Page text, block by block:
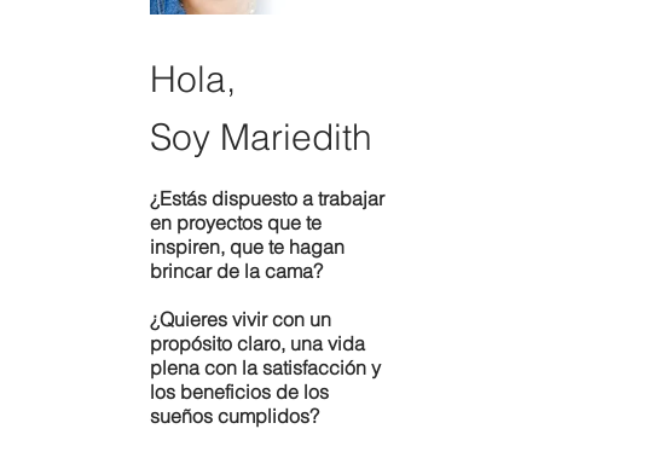
Hola,
Soy Mariedith
¿Estás dispuesto a trabajar
en proyectos que te
inspiren, que te hagan
brincar de la cama?
¿Quieres vivir con un
propósito claro, una vida
plena con la satisfacción y
los beneficios de los
sueños cumplidos?